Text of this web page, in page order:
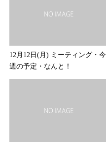
12月12日(月) ミーティング・今
週の予定・なんと！